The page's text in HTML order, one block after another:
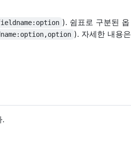
). 쉼표로 구분된 옵
). 자세한 내용은
.